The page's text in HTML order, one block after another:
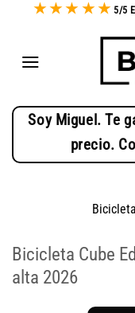
★★ ★ ★★ 5/5
Soy Miguel. Te
precio.
Bicicleta Cube
alta 2026